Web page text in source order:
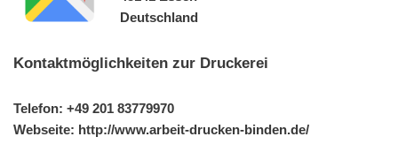
Deutschland
Kontaktmöglichkeiten zur Druckerei
Telefon: +49 201 83779970
Webseite: http://www.arbeit-drucken-binden.de/